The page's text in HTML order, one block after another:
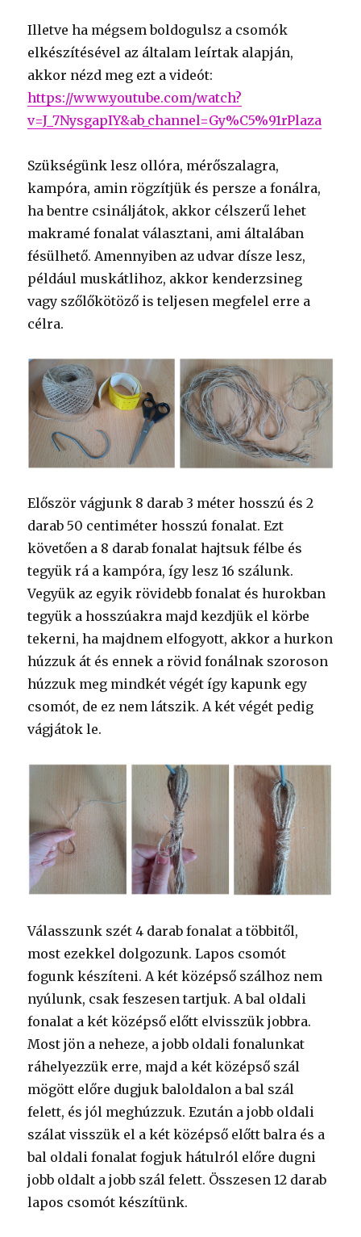
Illetve ha mégsem boldogulsz a csomók
elkészítésével az általam leírtak alapján,
akkor nézd meg ezt a videót:
https://www.youtube.com/watch?
v=J_7NysgapIY&ab_channel=Gy%C5%91rPlaza
Szükségünk lesz ollóra, mérőszalagra,
kampóra, amin rögzítjük és persze a fonálra,
ha bentre csináljátok, akkor célszerű lehet
makramé fonalat választani, ami általában
fésülhető. Amennyiben az udvar dísze lesz,
például muskátlihoz, akkor kenderzsineg
vagy szőlőkötöző is teljesen megfelel erre a
célra.
Először vágjunk 8 darab 3 méter hosszú és 2
darab 50 centiméter hosszú fonalat. Ezt
követően a 8 darab fonalat hajtsuk félbe és
tegyük rá a kampóra, így lesz 16 szálunk.
Vegyük az egyik rövidebb fonalat és hurokban
tegyük a hosszúakra majd kezdjük el körbe
tekerni, ha majdnem elfogyott, akkor a hurkon
húzzuk át és ennek a rövid fonálnak szoroson
húzzuk meg mindkét végét így kapunk egy
csomót, de ez nem látszik. A két végét pedig
vágjátok le.
Válasszunk szét 4 darab fonalat a többitől,
most ezekkel dolgozunk. Lapos csomót
fogunk készíteni. A két középső szálhoz nem
nyúlunk, csak feszesen tartjuk. A bal oldali
fonalat a két középső előtt elvisszük jobbra.
Most jön a neheze, a jobb oldali fonalunkat
ráhelyezzük erre, majd a két középső szál
mögött előre dugjuk baloldalon a bal szál
felett, és jól meghúzzuk. Ezután a jobb oldali
szálat visszük el a két középső előtt balra és a
bal oldali fonalat fogjuk hátulról előre dugni
jobb oldalt a jobb szál felett. Összesen 12 darab
lapos csomót készítünk.